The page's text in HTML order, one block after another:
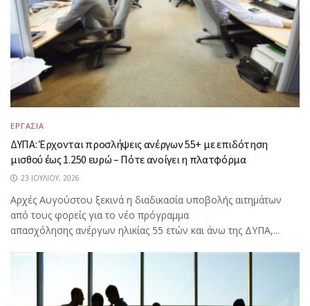
ΕΡΓΑΣΙΑ
ΔΥΠΑ: Έρχονται προσλήψεις ανέργων 55+ με επιδότηση
μισθού έως 1.250 ευρώ – Πότε ανοίγει η πλατφόρμα
23 ΙΟΥΛΊΟΥ, 2026
Αρχές Αυγούστου ξεκινά η διαδικασία υποβολής αιτημάτων
από τους φορείς για το νέο πρόγραμμα
απασχόλησης ανέργων ηλικίας 55 ετών και άνω της ΔΥΠΑ,...